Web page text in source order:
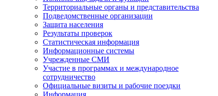
Территориальные органы и представительства
Подведомственные организации
Защита населения
Результаты проверок
Статистическая информация
Информационные системы
Учрежденные СМИ
Участие в программах и международное
сотрудничество
Официальные визиты и рабочие поездки
Информация